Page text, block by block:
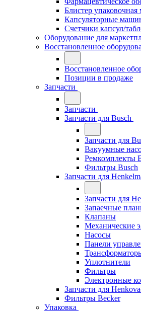
Блистер
Капсуляторные
Счетчики капсул/
Оборудование для
Восстановленное
Восстановленное
Позиции в продаже
Запчасти
Запчасти
Запчасти для Busch
Запчасти для
Вакуумные
Ремкомплекты
Фильтры Busch
Запчасти для
Запчасти для
Запаечные
Клапаны
Механические
Насосы
Панели
Уплотнители
Фильтры
Электронные
Запчасти для
Фильтры Becker
Упаковка